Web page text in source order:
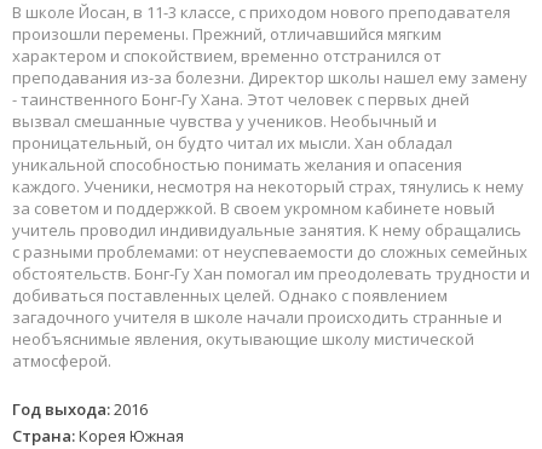
В школе Йосан, в 11-3 классе, с приходом нового преподавателя
произошли перемены. Прежний, отличавшийся мягким
характером и спокойствием, временно отстранился от
преподавания из-за болезни. Директор школы нашел ему замену
- таинственного Бонг-Гу Хана. Этот человек с первых дней
вызвал смешанные чувства у учеников. Необычный и
проницательный, он будто читал их мысли. Хан обладал
уникальной способностью понимать желания и опасения
каждого. Ученики, несмотря на некоторый страх, тянулись к нему
за советом и поддержкой. В своем укромном кабинете новый
учитель проводил индивидуальные занятия. К нему обращались
с разными проблемами: от неуспеваемости до сложных семейных
обстоятельств. Бонг-Гу Хан помогал им преодолевать трудности и
добиваться поставленных целей. Однако с появлением
загадочного учителя в школе начали происходить странные и
необъяснимые явления, окутывающие школу мистической
атмосферой.
Год выхода:2016
Страна:Корея Южная